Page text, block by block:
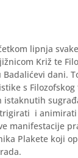
lipnja
Križ te
dani.
s
istaknutih
i animirati
manifestacije
Plakete koji